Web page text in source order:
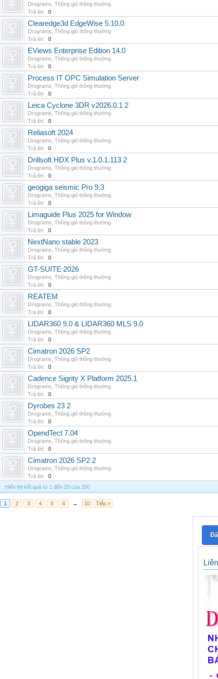
Drograms Thông gió thông thường
Trả lời:
0
Clearedge3d EdgeWise 5.10.0
Drograms Thông gió thông thường
Trả lời:
0
EViews Enterprise Edition 14.0
Drograms Thông gió thông thường
Trả lời:
0
Process IT OPC Simulation Server
Drograms Thông gió thông thường
Trả lời:
0
Leica Cyclone 3DR v2026.0.1 2
Drograms Thông gió thông thường
Trả lời:
0
Reliasoft 2024
Drograms Thông gió thông thường
Trả lời:
0
Drillsoft HDX Plus v.1.0.1.113 2
Drograms Thông gió thông thường
Trả lời:
0
geogiga seismic Pro 9.3
Drograms Thông gió thông thường
Trả lời:
0
Limaguide Plus 2025 for Window
Drograms Thông gió thông thường
Trả lời:
0
NextNano stable 2023
Drograms Thông gió thông thường
Trả lời:
0
GT-SUITE 2026
Drograms Thông gió thông thường
Trả lời:
0
REATEM
Drograms Thông gió thông thường
Trả lời:
0
LIDAR360 9.0 & LIDAR360 MLS 9.0
Drograms Thông gió thông thường
Trả lời:
0
Cimatron 2026 SP2
Drograms Thông gió thông thường
Trả lời:
0
Cadence Sigrity X Platform 2025.1
Drograms Thông gió thông thường
Trả lời:
0
Dyrobes 23 2
Drograms Thông gió thông thường
Trả lời:
0
OpendTect 7.04
Drograms Thông gió thông thường
Trả lời:
0
Cimatron 2026 SP2 2
Drograms Thông gió thông thường
Trả lời:
0
Hiển thị kết quả từ 1 đến 20 của 200
1 2 3 4 5 6 → 10 Tiếp >